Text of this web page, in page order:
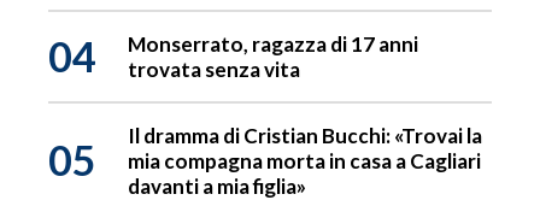
04
Monserrato, ragazza di 17 anni
trovata senza vita
05
Il dramma di Cristian Bucchi: «Trovai la
mia compagna morta in casa a Cagliari
davanti a mia figlia»